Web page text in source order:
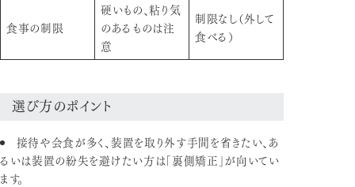
食事の制限
硬いもの、粘り気
のあるものは注
意
制限なし（外して
食べる）
選び方のポイント
接待や会食が多く、装置を取り外す手間を省きたい、あ
るいは装置の紛失を避けたい方は「裏側矯正」が向いてい
ます。